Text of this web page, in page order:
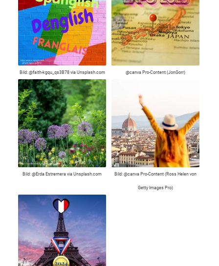
Bild: @faith-kgqu_qs3B78 via Unsplash.com @canva Pro-Content (JonGorr)
Bild: @Erda Estremera via Unsplash.com Bild: @canva Pro-Content (Ross Helen von
Getty Images Pro)